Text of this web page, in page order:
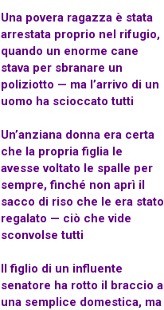
Una povera ragazza è stata
arrestata proprio nel rifugio,
quando un enorme cane
stava per sbranare un
poliziotto — ma l’arrivo di un
uomo ha scioccato tutti
Un’anziana donna era certa
che la propria figlia le
avesse voltato le spalle per
sempre, finché non aprì il
sacco di riso che le era stato
regalato — ciò che vide
sconvolse tutti
Il figlio di un influente
senatore ha rotto il braccio a
una semplice domestica, ma